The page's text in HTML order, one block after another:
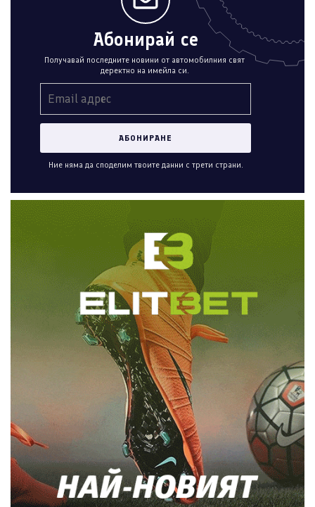
Абонирай се
Получавай последните новини от автомобилния свят
деректно на имейла си.
Ние няма да споделим твоите данни с трети страни.